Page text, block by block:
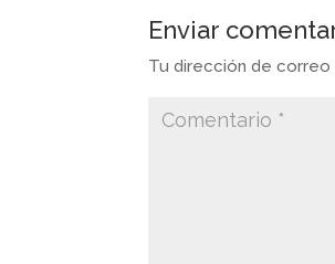
Enviar
Tu dirección de